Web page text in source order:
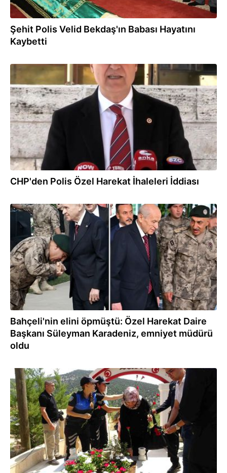
Şehit Polis Velid Bekdaş'ın Babası Hayatını
Kaybetti
18.09.2025
CHP'den Polis Özel Harekat İhaleleri İddiası
11.09.2025
Bahçeli'nin elini öpmüştü: Özel Harekat Daire
Başkanı Süleyman Karadeniz, emniyet müdürü
oldu
15.07.2025